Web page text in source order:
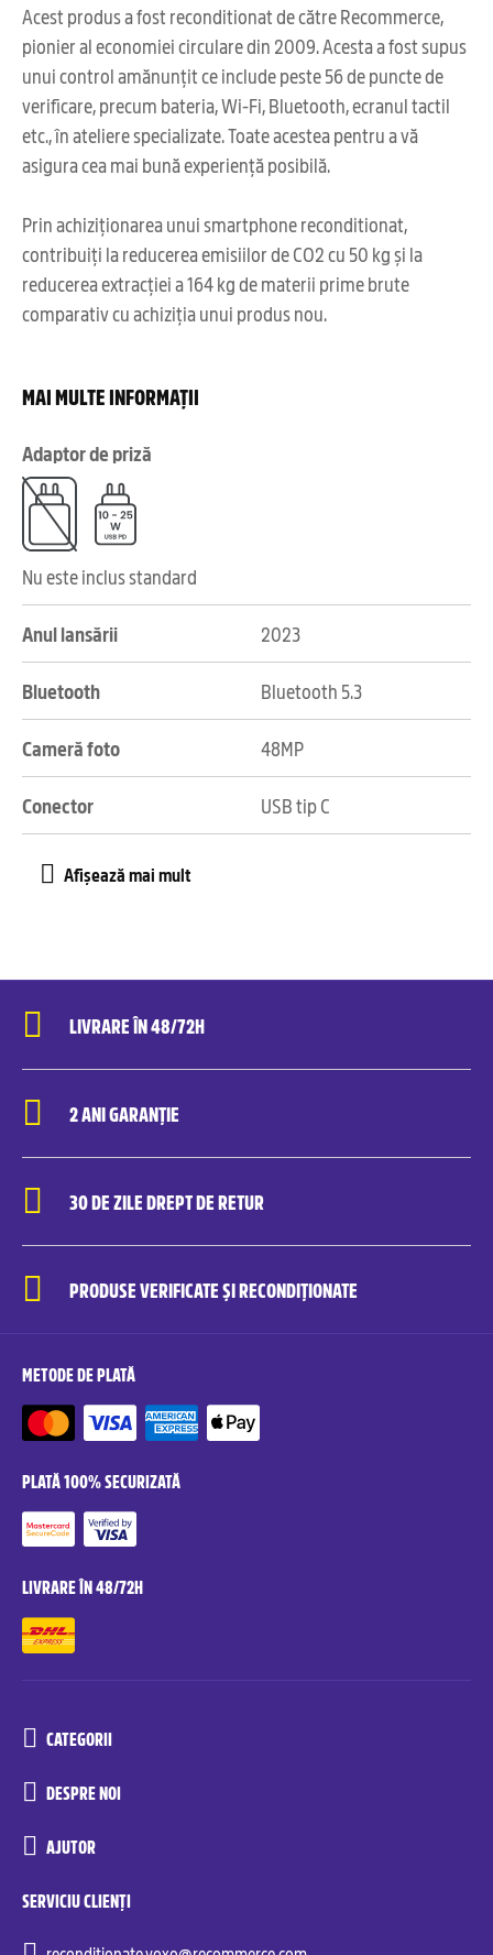
Acest produs a fost reconditionat de către Recommerce,
pionier al economiei circulare din 2009. Acesta a fost supus
unui control amănunțit ce include peste 56 de puncte de
verificare, precum bateria, Wi-Fi, Bluetooth, ecranul tactil
etc., în ateliere specializate. Toate acestea pentru a vă
asigura cea mai bună experiență posibilă.
Prin achiziționarea unui smartphone reconditionat,
contribuiți la reducerea emisiilor de CO2 cu 50 kg și la
reducerea extracției a 164 kg de materii prime brute
comparativ cu achiziția unui produs nou.
MAI MULTE INFORMAȚII
Adaptor de priză
Nu este inclus standard
Anul lansării 2023
Bluetooth Bluetooth 5.3
Cameră foto 48MP
Conector USB tip C
LIVRARE ÎN 48/72H
2 ANI GARANȚIE
30 DE ZILE DREPT DE RETUR
PRODUSE VERIFICATE ȘI RECONDIȚIONATE
METODE DE PLATĂ
PLATĂ 100% SECURIZATĂ
LIVRARE ÎN 48/72H
CATEGORII
DESPRE NOI
AJUTOR
SERVICIU CLIENȚI